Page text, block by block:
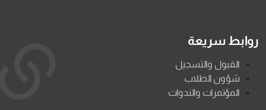
روابط سريعة
القبول والتسجيل
شؤون الطلاب
المؤتمرات والندوات